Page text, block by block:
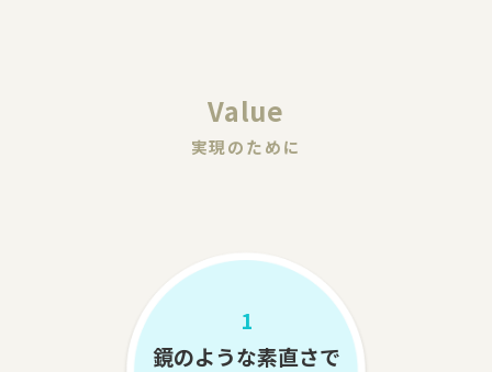
Value
実現のために
1
鏡のような素直さで